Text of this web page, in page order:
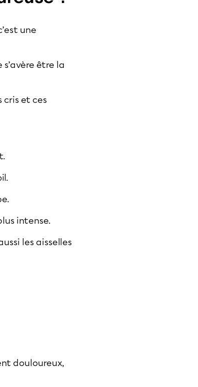
une
être la
cris et ces
intense.
les aisselles
douloureux,